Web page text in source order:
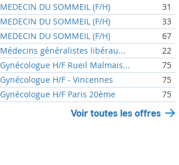
MEDECIN DU SOMMEIL (F/H)
31
MEDECIN DU SOMMEIL (F/H)
33
MEDECIN DU SOMMEIL (F/H)
67
Médecins généralistes libérau...
22
Gynécologue H/F Rueil Malmais...
75
Gynécologue H/F - Vincennes
75
Gynécologue H/F Paris 20ème
75
Voir toutes les offres